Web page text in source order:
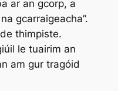
ar an gcorp, a
gcarraigeacha”.
thimpiste.
le tuairim an
am gur tragóid